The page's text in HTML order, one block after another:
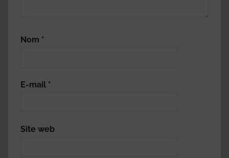
Nom *
E-mail *
Site web